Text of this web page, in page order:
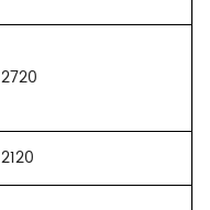
2720
2120